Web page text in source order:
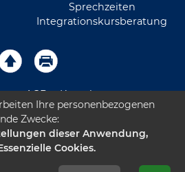
Sprechzeiten
Integrationskursberatung
AGB Kontakt
Leichte Sprache
Ihre personenbezogenen
Zwecke:
dieser Anwendung,
Cookies.